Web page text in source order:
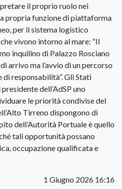
il proprio ruolo nei
propria funzione di piattaforma
per il sistema logistico
vivono intorno al mare: “Il
inquilino di Palazzo Rosciano
arrivo ma l’avvio di un percorso
responsabilità”. Gli Stati
dell’AdSP uno
le priorità condivise del
Tirreno dispongono di
dell’Autorità Portuale è quello
tali opportunità possano
occupazione qualificata e
1 Giugno 2026 16:16